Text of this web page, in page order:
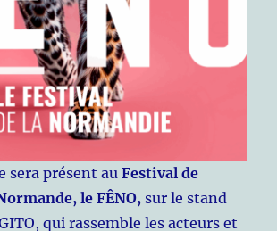
sera présent auFestival de
le FÊNO, sur le stand
qui rassemble les acteurs et